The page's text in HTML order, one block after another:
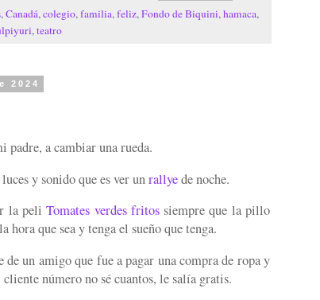
, Canadá, colegio, familia, feliz, Fondo de Biquini, hamaca,
, teatro
2024
padre, a cambiar una rueda.
y sonido que es ver unrallyede noche.
la peliTomates verdes fritossiempre que la pillo
hora que sea y tenga el sueño que tenga.
un amigo que fue a pagar una compra de ropa y
número no sé cuantos, le salía gratis.